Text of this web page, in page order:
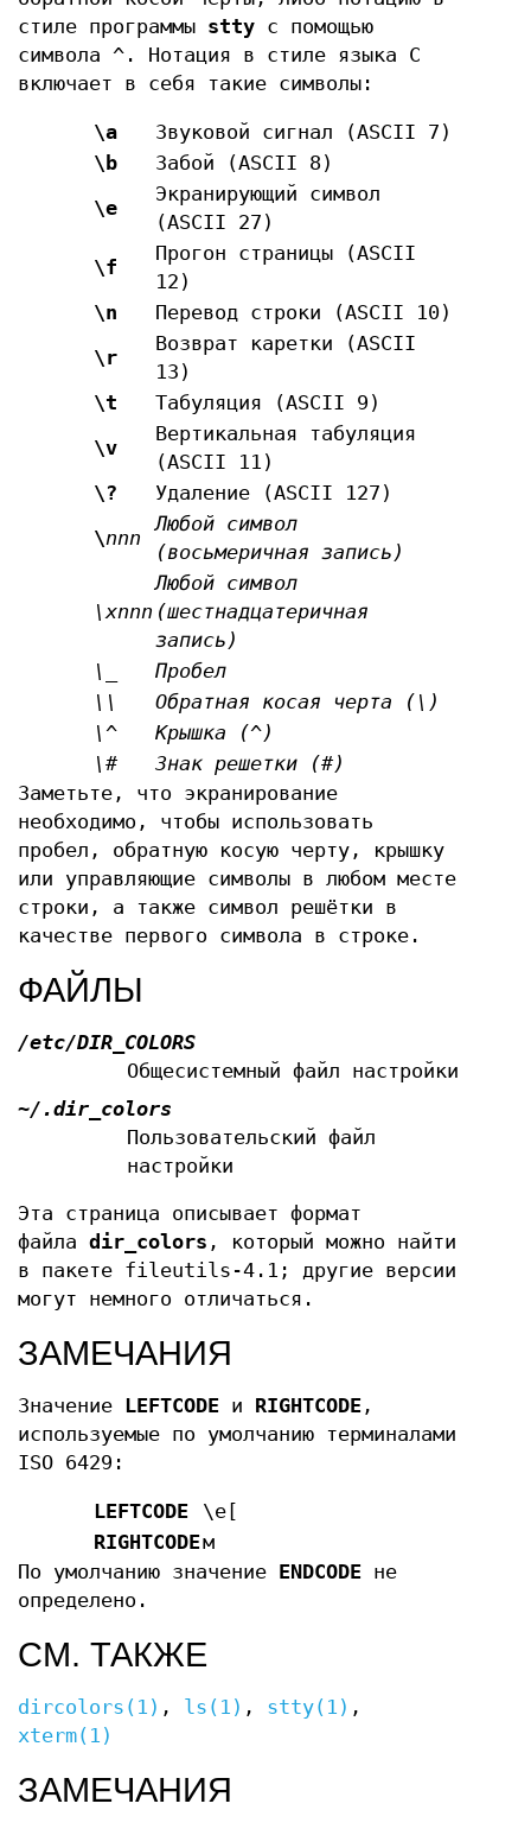
стиле программы stty с помощью
символа ^. Нотация в стиле языка C
включает в себя такие символы:
\a
Звуковой сигнал (ASCII 7)
\b
Забой (ASCII 8)
\e
Экранирующий символ
(ASCII 27)
\f
Прогон страницы (ASCII
12)
\n
Перевод строки (ASCII 10)
\r
Возврат каретки (ASCII
13)
\t
Табуляция (ASCII 9)
\v
Вертикальная табуляция
(ASCII 11)
\?
Удаление (ASCII 127)
\nnn
Любой символ
(восьмеричная запись)
\xnnn
Любой символ
(шестнадцатеричная
запись)
\_
Пробел
\\
Обратная косая черта (\)
\^
Крышка (^)
\#
Знак решетки (#)
Заметьте, что экранирование
необходимо, чтобы использовать
пробел, обратную косую черту, крышку
или управляющие символы в любом месте
строки, а также символ решётки в
качестве первого символа в строке.
ФАЙЛЫ
/etc/DIR_COLORS
Общесистемный файл настройки
~/.dir_colors
Пользовательский файл
настройки
Эта страница описывает формат
файла dir_colors , который можно найти
в пакете fileutils-4.1; другие версии
могут немного отличаться.
ЗАМЕЧАНИЯ
Значение LEFTCODE и RIGHTCODE ,
используемые по умолчанию терминалами
ISO 6429:
LEFTCODE
\e[
RIGHTCODEм
По умолчанию значение ENDCODE не
определено.
СМ. ТАКЖЕ
dircolors(1) , ls(1) , stty(1) ,
xterm(1)
ЗАМЕЧАНИЯ